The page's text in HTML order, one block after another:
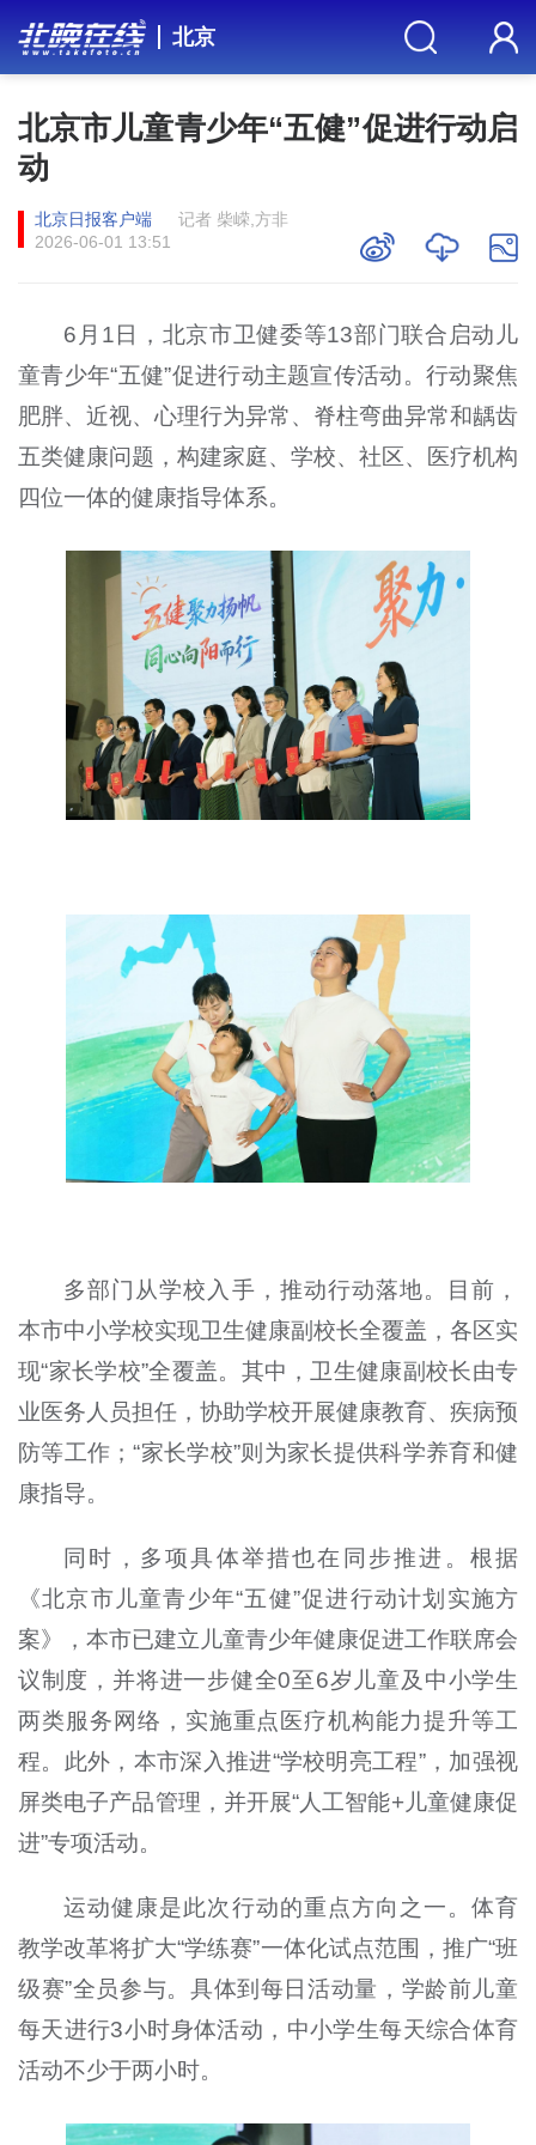
北京
北京市儿童青少年“五健”促进行动启
动
北京日报客户端
记者 柴嵘,方非
2026-06-01 13:51
6 月 1日，北京市卫健委等13部门联合启动儿
童青少年“五健”促进行动主题宣传活动。行动聚焦
肥胖、近视、心理行为异常、脊柱弯曲异常和龋齿
五类健康问题，构建家庭、学校、社区、医疗机构
四位一体的健康指导体系。
多部门从学校入手，推动行动落地。目前，
本市中小学校实现卫生健康副校长全覆盖，各区实
现“家长学校”全覆盖。其中，卫生健康副校长由专
业医务人员担任，协助学校开展健康教育、疾病预
防等工作；“家长学校”则为家长提供科学养育和健
康指导。
同时，多项具体举措也在同步推进。根据
《北京市儿童青少年“五健”促进行动计划实施方
案》，本市已建立儿童青少年健康促进工作联席会
议制度，并将进一步健全0至6岁儿童及中小学生
两类服务网络，实施重点医疗机构能力提升等工
程。此外，本市深入推进“学校明亮工程”，加强视
屏类电子产品管理，并开展“人工智能+儿童健康促
进”专项活动。
运动健康是此次行动的重点方向之一。体育
教学改革将扩大“学练赛”一体化试点范围，推广“班
级赛”全员参与。具体到每日活动量，学龄前儿童
每天进行3小时身体活动，中小学生每天综合体育
活动不少于两小时。